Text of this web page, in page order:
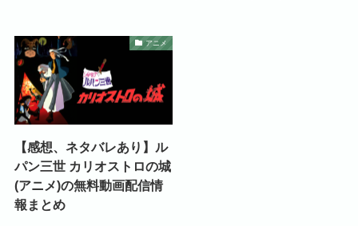
アニメ
【感想、ネタバレあり】ル
パン三世 カリオストロの城
(アニメ)の無料動画配信情
報まとめ